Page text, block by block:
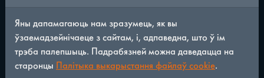
/ 290 ▶
Яны дапамагаюць нам зразумець, як вы
ўзаемадзейнічаеце з сайтам, і, адпаведна, што ў ім
трэба палепшыць. Падрабязней можна даведацца на
старонцы
Палітыка выкарыстання файлаў cookie.